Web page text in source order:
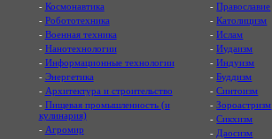
- Космонавтика
- Робототехника
- Военная техника
- Нанотехнологии
- Информационные технологии
- Энергетика
- Архитектура и строительство
- Пищевая промышленность (и
кулинария)
- Агромир
-Православие
-Католицизм
-Ислам
-Иудаизм
-Индуизм
-Буддизм
-Синтоизм
-Зороастризм
-Сикхизм
- Даосизм